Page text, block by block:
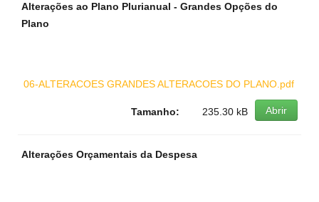
Alterações ao Plano Plurianual - Grandes Opções do
Plano
06-ALTERACOES GRANDES ALTERACOES DO PLANO.pdf
Abrir
Tamanho: 235.30 kB
Alterações Orçamentais da Despesa